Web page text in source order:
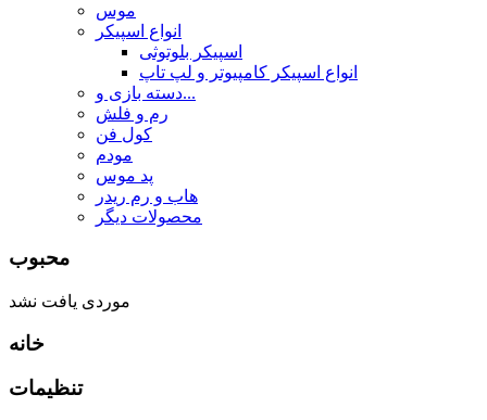
موس
انواع اسپیکر
اسپیکر بلوتوثی
انواع اسپیکر کامپیوتر و لپ تاپ
دسته بازی و...
رم و فلش
کول فن
مودم
پد موس
هاب و رم ریدر
محصولات دیگر
محبوب
موردی یافت نشد
خانه
تنظیمات